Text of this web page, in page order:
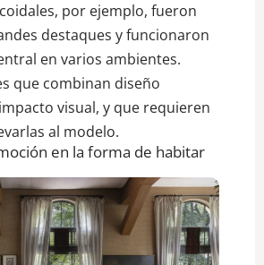
por ejemplo, fueron
destaques y funcionaron
en varios ambientes.
que combinan diseño
visual, y que requieren
al modelo.
en la forma de habitar